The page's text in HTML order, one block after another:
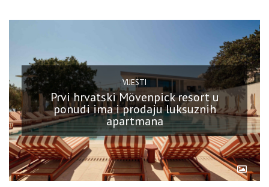
VIJESTI
Prvi hrvatski Mövenpick resort u
ponudi ima i prodaju luksuznih
apartmana